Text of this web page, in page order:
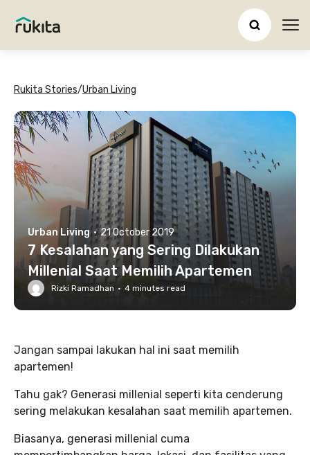
Rukita Stories/Urban Living
Urban Living · 21 October 2019
7 Kesalahan yang Sering Dilakukan
Millenial Saat Memilih Apartemen
Rizki Ramadhan · 4 minutes read
Jangan sampai lakukan hal ini saat memilih
apartemen!
Tahu gak? Generasi millenial seperti kita cenderung
sering melakukan kesalahan saat memilih apartemen.
Biasanya, generasi millenial cuma